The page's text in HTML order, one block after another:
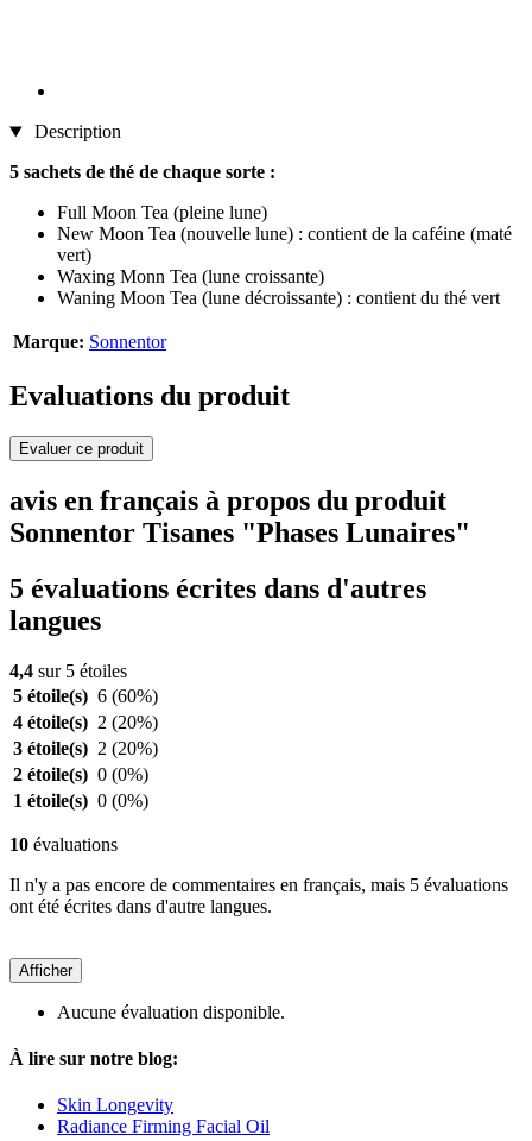
Description
5 sachets de thé de chaque sorte :
Full Moon Tea (pleine lune)
New Moon Tea (nouvelle lune) : contient de la caféine (maté
vert)
Waxing Monn Tea (lune croissante)
Waning Moon Tea (lune décroissante) : contient du thé vert
Marque: Sonnentor
Evaluations du produit
Evaluer ce produit
avis en français à propos du produit
Sonnentor Tisanes "Phases Lunaires"
5 évaluations écrites dans d'autres
langues
4,4 sur 5 étoiles
5 étoile(s) 6 (60%)
4 étoile(s) 2 (20%)
3 étoile(s) 2 (20%)
2 étoile(s) 0 (0%)
1 étoile(s) 0 (0%)
10 évaluations
Il n'y a pas encore de commentaires en français, mais 5 évaluations
ont été écrites dans d'autre langues.
Afficher
Aucune évaluation disponible.
À lire sur notre blog:
Skin Longevity
Radiance Firming Facial Oil